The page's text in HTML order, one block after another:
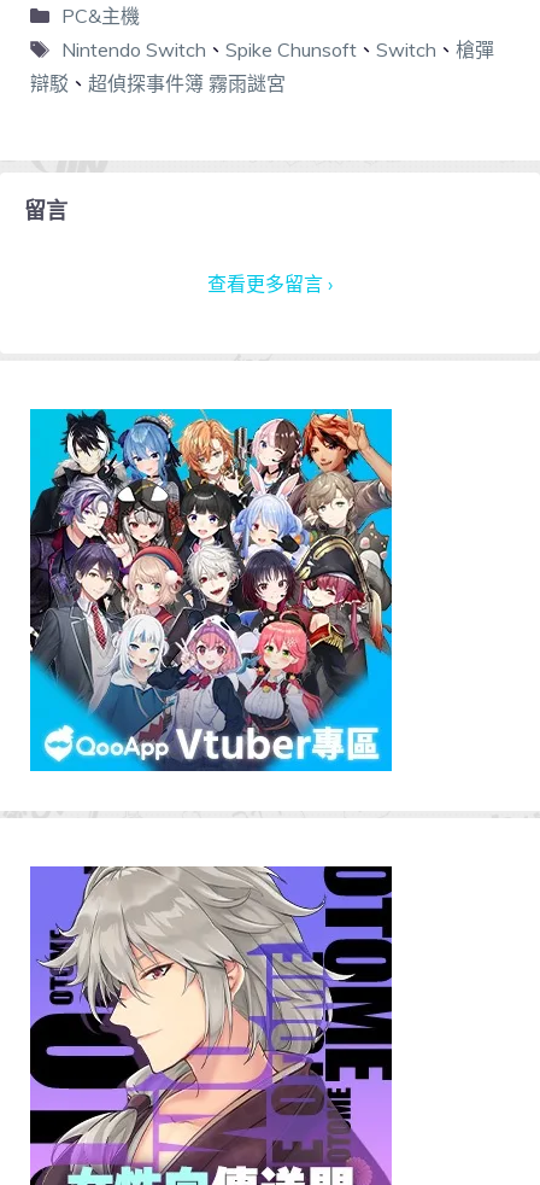
PC&主機
Nintendo Switch 、 Spike Chunsoft、 Switch 、 槍彈
辯駁 、 超偵探事件簿 霧雨謎宮
留言
查看更多留言 ›